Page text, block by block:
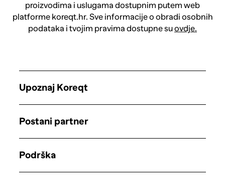
proizvodima i uslugama dostupnim putem web
platforme koreqt.hr. Sve informacije o obradi osobnih
podataka i tvojim pravima dostupne suovdje.
Upoznaj Koreqt
Postani partner
Podrška